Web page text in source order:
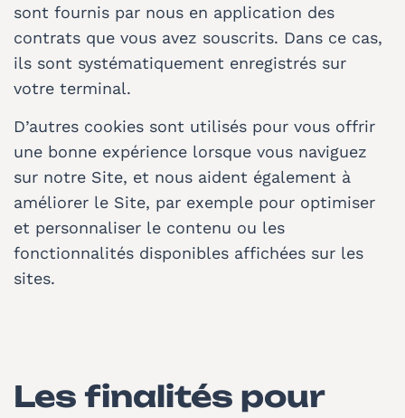
sont fournis par nous en application des
contrats que vous avez souscrits. Dans ce cas,
ils sont systématiquement enregistrés sur
votre terminal.
D’autres cookies sont utilisés pour vous offrir
une bonne expérience lorsque vous naviguez
sur notre Site, et nous aident également à
améliorer le Site, par exemple pour optimiser
et personnaliser le contenu ou les
fonctionnalités disponibles affichées sur les
sites.
Les finalités pour